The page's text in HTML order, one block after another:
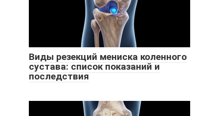
Виды резекций мениска коленного
сустава: список показаний и
последствия